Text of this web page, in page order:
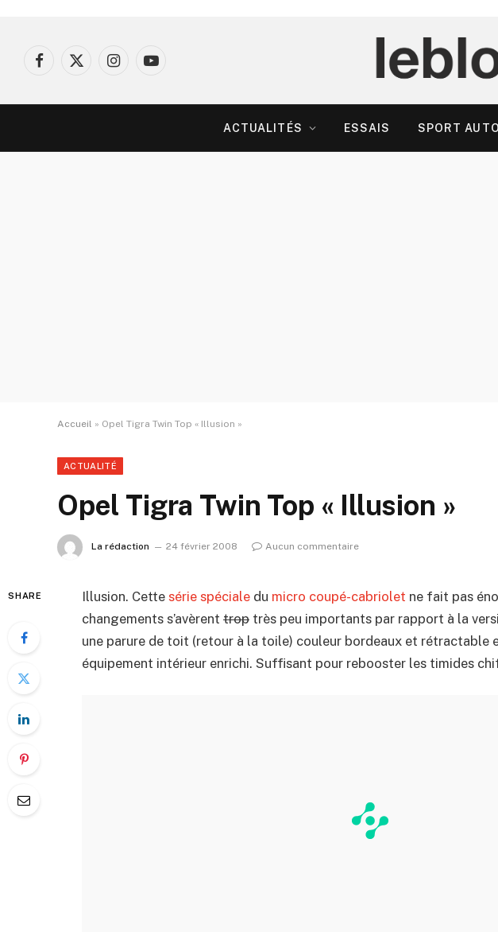
Facebook
X
InstagramYouTube
ACTUALITÉS ESSAIS SPORT AUTO
Accueil » Opel Tigra Twin Top « Illusion »
ACTUALITÉ
Opel Tigra Twin Top « Illusion »
La rédaction 24 février 2008 Aucun commentaire
SHARE Illusion. Cette série spéciale du micro coupé-cabriolet ne fait pas
changements s’avèrent trop très peu importants par rapport à la
une parure de toit (retour à la toile) couleur bordeaux et rétractable
équipement intérieur enrichi. Suffisant pour rebooster les timides